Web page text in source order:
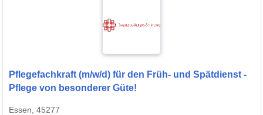
Pflegefachkraft (m/w/d) für den Früh- und Spätdienst -
Pflege von besonderer Güte!
Essen, 45277